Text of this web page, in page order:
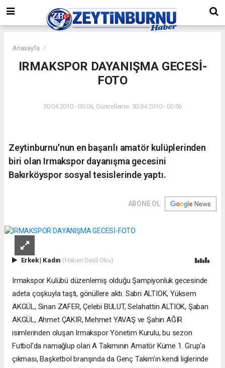
Anasayfa
IRMAKSPOR DAYANIŞMA GECESİ-
FOTO
30.04.2010 - 00:06, Güncelleme: 30.04.2010 - 00:06
Zeytinburnu'nun en başarılı amatör kulüplerinden
biri olan Irmakspor dayanışma gecesini
Bakırköyspor sosyal tesislerinde yaptı.
ABONE OL
Erkek| Kadın (Haberi Sesli Oku)
Irmakspor Kulübü düzenlemiş olduğu Şampiyonluk gecesinde
adeta çoşkuyla taştı, gönüllere aktı. Sabri ALTIOK, Yüksem
AKGÜL, Sinan ZAFER, Çelebi BULUT, Selahattin ALTIOK, Şaban
AKGÜL, Ahmet ÇAKIR, Mehmet YAVAŞ ve Şahin AĞIR
isimlerinden oluşan Irmakspor Yönetim Kurulu, bu sezon
Futbol’da namağlup olan A Takımının Amatör Küme 1. Grup’a
çıkması, Başketbol branşında da Genç Takım’ın kendi liglerinde